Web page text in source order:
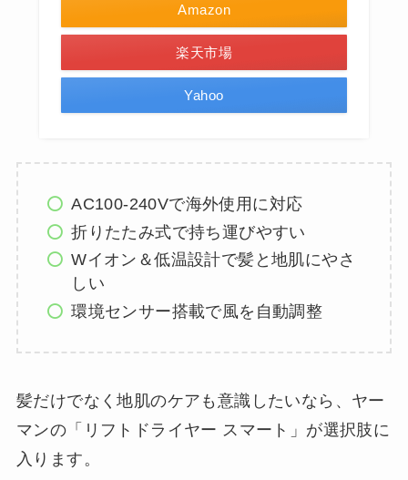
Amazon
楽天市場
Yahoo
AC100-240Vで海外使用に対応
折りたたみ式で持ち運びやすい
Wイオン＆低温設計で髪と地肌にやさ
しい
環境センサー搭載で風を自動調整
髪だけでなく地肌のケアも意識したいなら、ヤー
マンの「リフトドライヤー スマート」が選択肢に
入ります。